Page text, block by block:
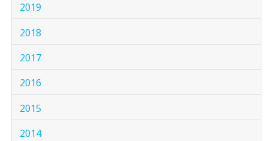
2019
2018
2017
2016
2015
2014